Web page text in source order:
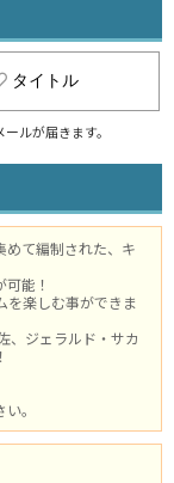
タイトル
ルが届きます。
めて編制された、キ
能！
を楽しむ事ができま
、ジェラルド・サカ
。